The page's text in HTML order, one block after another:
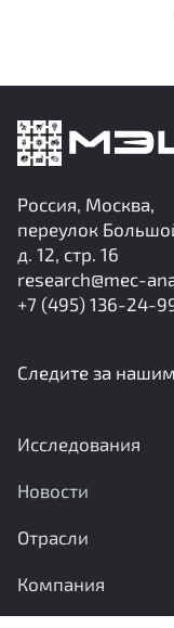
Россия, Москва,
переулок
д. 12, стр. 16
research@mec-
+7 (495) 136-24-
Следите за
Исследования
Новости
Отрасли
Компания